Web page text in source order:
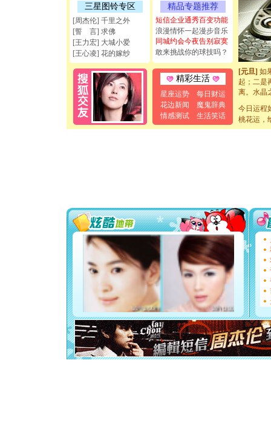
三星图铃专区
[周杰伦] 千里之外
[誓 言] 求佛
[王力宏] 大城小爱
[王心凌] 花的嫁纱
精品专题推荐
短信企业通秀百变功能
浪漫情怀一起漫步音乐
同城约会今夜告别寂寞
敢来挑战你的球技吗？
精彩生活
星座运势
每日财运
花边新闻
魔鬼辞典
情感测试
生活笑话
天都要快
[圣诞节]
如意,快
[元旦]看
断电。爱
你是我专
[元旦] 如
起；二是
离。水晶
[元旦] 当
泣，这痛
卖了。水
[春节]风
要平安！
[圣诞节]
能正大光
天都要快
[圣诞节]
如意,快
[元旦]
看
断电。
你是我
[元旦]
如
起；二
离。水晶
[元旦]当
泣，这痛
卖了。水
今日运程
桃花运，